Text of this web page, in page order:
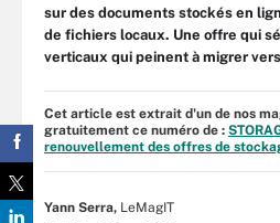
sur des documents stockés en
de fichiers locaux. Une offre qui
verticaux qui peinent à migrer
Cet article est extrait d'un de nos
gratuitement ce numéro de :
renouvellement des offres de
Yann Serra, LeMagIT